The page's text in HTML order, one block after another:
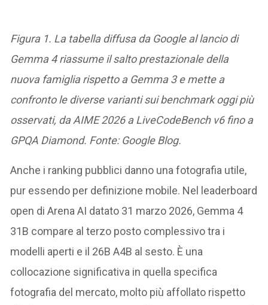
Figura 1. La tabella diffusa da Google al lancio di
Gemma 4 riassume il salto prestazionale della
nuova famiglia rispetto a Gemma 3 e mette a
confronto le diverse varianti sui benchmark oggi più
osservati, da AIME 2026 a LiveCodeBench v6 fino a
GPQA Diamond. Fonte: Google Blog.
Anche i ranking pubblici danno una fotografia utile,
pur essendo per definizione mobile. Nel leaderboard
open di Arena AI datato 31 marzo 2026, Gemma 4
31B compare al terzo posto complessivo tra i
modelli aperti e il 26B A4B al sesto. È una
collocazione significativa in quella specifica
fotografia del mercato, molto più affollato rispetto